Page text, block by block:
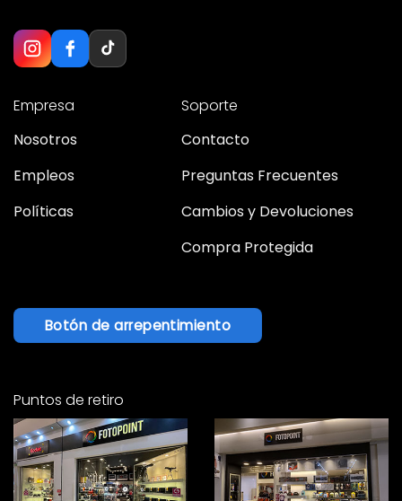
Empresa
Nosotros
Empleos
Políticas
Soporte
Contacto
Preguntas Frecuentes
Cambios y Devoluciones
Compra Protegida
Botón de arrepentimiento
Puntos de retiro